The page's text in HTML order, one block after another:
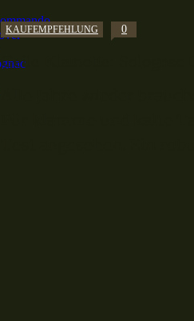
KAUFEMPFEHLUNG 0
Geile Klamotte: Solognac